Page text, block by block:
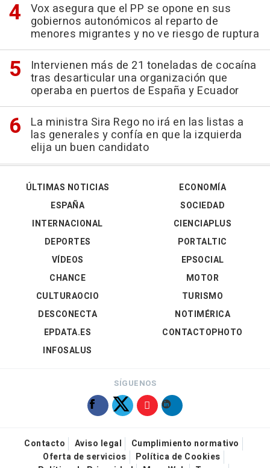
Vox asegura que el PP se opone en sus
gobiernos autonómicos al reparto de
menores migrantes y no ve riesgo de ruptura
Intervienen más de 21 toneladas de cocaína
tras desarticular una organización que
operaba en puertos de España y Ecuador
La ministra Sira Rego no irá en las listas a
las generales y confía en que la izquierda
elija un buen candidato
ÚLTIMAS NOTICIAS
ESPAÑA
INTERNACIONAL
DEPORTES
VÍDEOS
ECONOMÍA
SOCIEDAD
CIENCIAPLUS
PORTALTIC
EPSOCIAL
CHANCE
CULTURAOCIO
DESCONECTA
EPDATA.ES
INFOSALUS
MOTOR
TURISMO
NOTIMÉRICA
CONTACTOPHOTO
SÍGUENOS
Contacto Aviso legal
Cumplimiento normativo
Oferta de servicios
Política de Cookies